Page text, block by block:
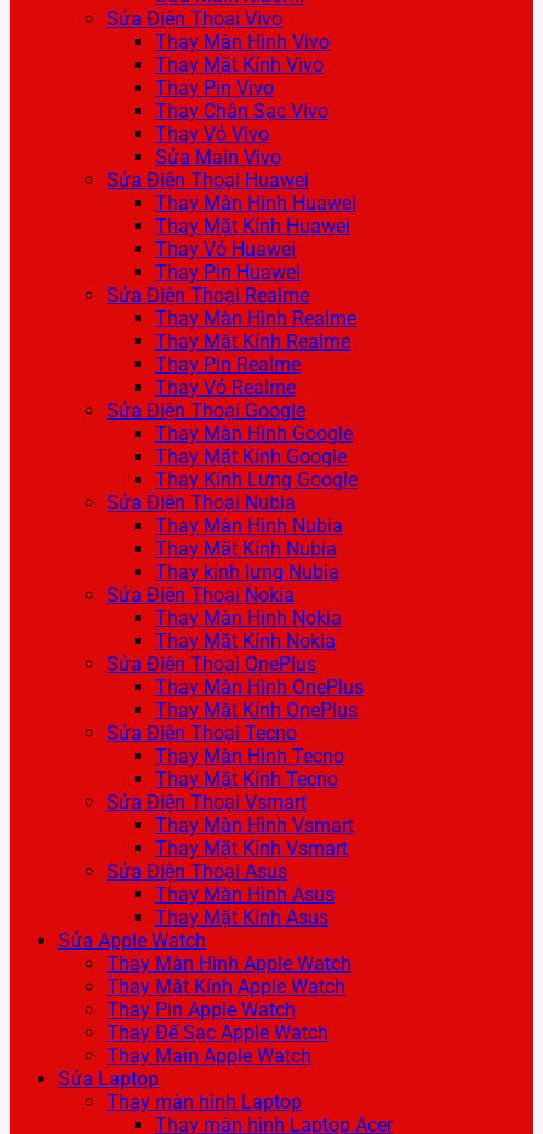
Sửa Điện Thoại Vivo
Thay Màn Hình Vivo
Thay Mặt Kính Vivo
Thay Pin Vivo
Thay Chân Sạc Vivo
Thay Vỏ Vivo
Sửa Main Vivo
Sửa Điện Thoại Huawei
Thay Màn Hình Huawei
Thay Mặt Kính Huawei
Thay Vỏ Huawei
Thay Pin Huawei
Sửa Điện Thoại Realme
Thay Màn Hình Realme
Thay Mặt Kính Realme
Thay Pin Realme
Thay Vỏ Realme
Sửa Điện Thoại Google
Thay Màn Hình Google
Thay Mặt Kính Google
Thay Kính Lưng Google
Sửa Điện Thoại Nubia
Thay Màn Hình Nubia
Thay Mặt Kính Nubia
Thay kính lưng Nubia
Sửa Điện Thoại Nokia
Thay Màn Hình Nokia
Thay Mặt Kính Nokia
Sửa Điện Thoại OnePlus
Thay Màn Hình OnePlus
Thay Mặt Kính OnePlus
Sửa Điện Thoại Tecno
Thay Màn Hình Tecno
Thay Mặt Kính Tecno
Sửa Điện Thoại Vsmart
Thay Màn Hình Vsmart
Thay Mặt Kính Vsmart
Sửa Điện Thoại Asus
Thay Màn Hình Asus
Thay Mặt Kính Asus
Sửa Apple Watch
Thay Màn Hình Apple Watch
Thay Mặt Kính Apple Watch
Thay Pin Apple Watch
Thay Đế Sạc Apple Watch
Thay Main Apple Watch
Sửa Laptop
Thay màn hình Laptop
Thay màn hình Laptop Acer